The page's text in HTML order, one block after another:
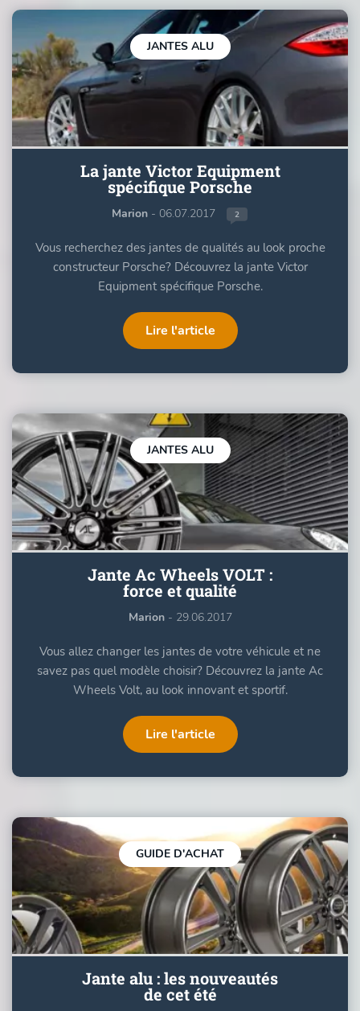
JANTES ALU
La jante Victor Equipment
spécifique Porsche
Marion - 06.07.2017 2
Vous recherchez des jantes de qualités au look proche
constructeur Porsche? Découvrez la jante Victor
Equipment spécifique Porsche.
Lire l'article
JANTES ALU
Jante Ac Wheels VOLT :
force et qualité
Marion - 29.06.2017
Vous allez changer les jantes de votre véhicule et ne
savez pas quel modèle choisir? Découvrez la jante Ac
Wheels Volt, au look innovant et sportif.
Lire l'article
GUIDE D'ACHAT
Jante alu : les nouveautés
de cet été